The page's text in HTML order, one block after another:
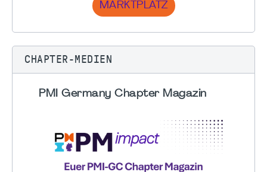
MARKTPLATZ
CHAPTER-MEDIEN
PMI Germany Chapter Magazin